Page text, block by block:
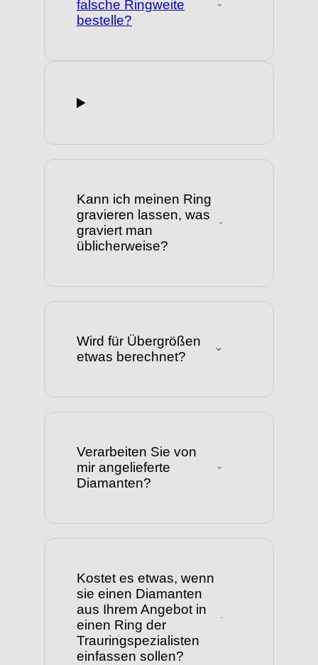
falsche Ringweite
bestelle?
Kann ich meinen Ring
gravieren lassen, was
graviert man
üblicherweise?
Wird für Übergrößen
etwas berechnet?
Verarbeiten Sie von
mir angelieferte
Diamanten?
Kostet es etwas, wenn
sie einen Diamanten
aus Ihrem Angebot in
einen Ring der
Trauringspezialisten
einfassen sollen?